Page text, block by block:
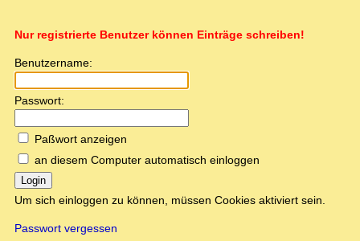
Nur registrierte Benutzer können Einträge schreiben!
Benutzername:
Passwort:
Paßwort anzeigen
an diesem Computer automatisch einloggen
Login
Um sich einloggen zu können, müssen Cookies aktiviert sein.
Passwort vergessen